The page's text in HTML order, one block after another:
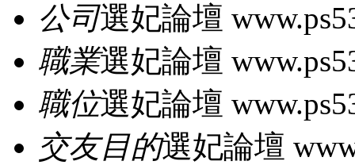
公司選妃論壇
職業選妃論壇
職位選妃論壇
交友目的選妃論壇